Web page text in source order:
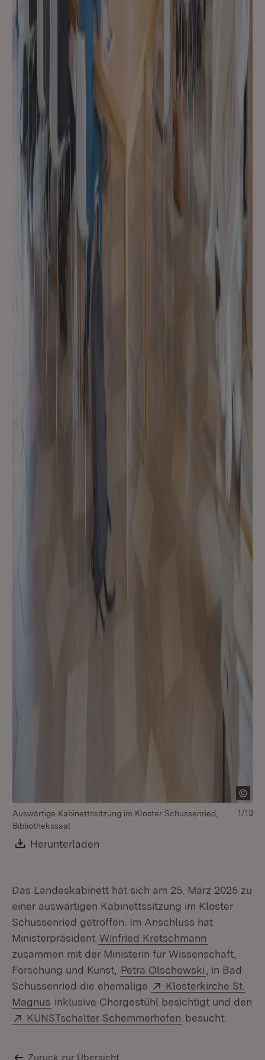
Auswärtige Kabinettssitzung im Kloster Schussenried,
Bibliothekssaal
Download:
Herunterladen
1/13
Das Landeskabinett hat sich am 25. März 2025 zu
einer auswärtigen Kabinettssitzung im Kloster
Schussenried getroffen. Im Anschluss hat
Ministerpräsident Winfried Kretschmann
zusammen mit der Ministerin für Wissenschaft,
Forschung und Kunst, Petra Olschowski
, in Bad
Schussenried die ehemalige
Extern:
Klosterkirche St.
Magnus (Öffnet in neuem Fenster)
inklusive Chorgestühl besichtigt und den
Extern:
KUNSTschalter Schemmerhofen (Öffnet in
besucht.
Zurück zur Übersicht